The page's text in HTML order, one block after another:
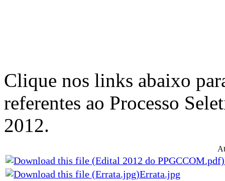
Clique nos links abaixo
referentes ao Processo
2012.
Errata.jpg